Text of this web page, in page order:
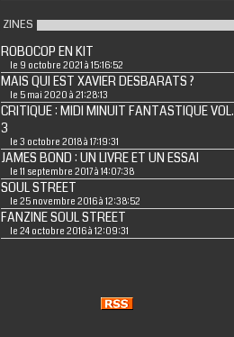
ZINES
ROBOCOP EN KIT
le 9 octobre 2021 à 15:16:52
MAIS QUI EST XAVIER DESBARATS ?
le 5 mai 2020 à 21:28:13
CRITIQUE : MIDI MINUIT FANTASTIQUE VOL.
3
le 3 octobre 2018 à 17:19:31
JAMES BOND : UN LIVRE ET UN ESSAI
le 11 septembre 2017 à 14:07:38
SOUL STREET
le 25 novembre 2016 à 12:38:52
FANZINE SOUL STREET
le 24 octobre 2016 à 12:09:31